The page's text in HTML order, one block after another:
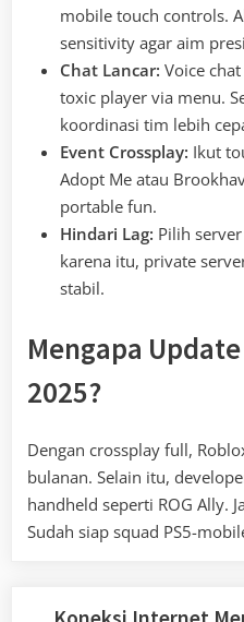
mobile touch controls.
sensitivity agar aim
Chat Lancar: Voice
toxic player via menu.
koordinasi tim lebih
Event Crossplay: Ikut
Adopt Me atau
portable fun.
Hindari Lag: Pilih
karena itu, private
stabil.
Mengapa
2025?
Dengan crossplay full,
bulanan. Selain itu,
handheld seperti ROG Ally.
Sudah siap squad PS5-